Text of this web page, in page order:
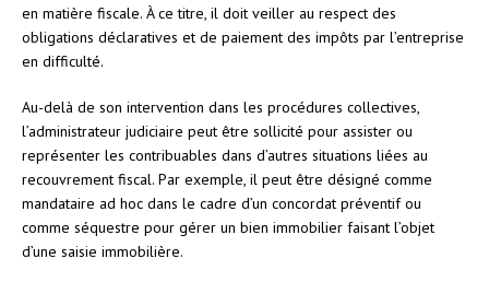
en matière fiscale. À ce titre, il doit veiller au respect des
obligations déclaratives et de paiement des impôts par l’entreprise
en difficulté.
Au-delà de son intervention dans les procédures collectives,
l’administrateur judiciaire peut être sollicité pour assister ou
représenter les contribuables dans d’autres situations liées au
recouvrement fiscal. Par exemple, il peut être désigné comme
mandataire ad hoc dans le cadre d’un concordat préventif ou
comme séquestre pour gérer un bien immobilier faisant l’objet
d’une saisie immobilière.